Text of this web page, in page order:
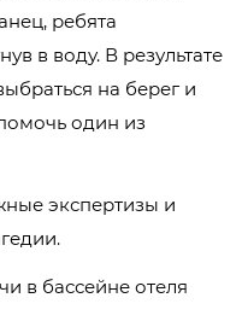
ребята
в воду. В результате
на берег и
один из
экспертизы и
в бассейне отеля